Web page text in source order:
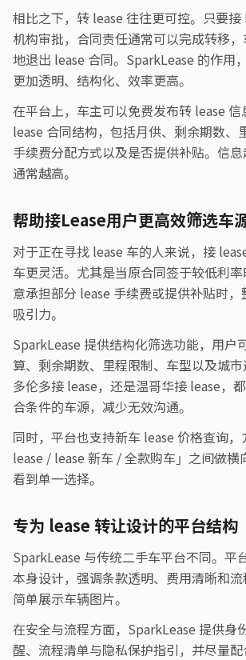
相比之下，转 lease 往往更可控。只要
机构审批，合同责任通常可以完成转移
地退出 lease 合同。SparkLease 的作用
更加透明、结构化、效率更高。
在平台上，车主可以免费发布转 lease 信
lease 合同结构，包括月供、剩余期数、
手续费分配方式以及是否提供补贴。信
通常越高。
帮助接Lease用户更高效筛选车
对于正在寻找 lease 车的人来说，接
车更灵活。尤其是当原合同签于较低利
意承担部分 lease 手续费或提供补贴时
吸引力。
SparkLease 提供结构化筛选功能，用户
算、剩余期数、里程限制、车型以及城
多伦多接 lease，还是温哥华接 lease，
合条件的车源，减少无效沟通。
同时，平台也支持新车 lease 价格查询
lease / lease 新车 / 全款购车」之间做横
看到单一选择。
专为 lease 转让设计的平台结构
SparkLease 与传统二手车平台不同。平
本身设计，强调条款透明、费用清晰和
简单展示车辆图片。
在安全与流程方面，SparkLease 提供身
醒、流程清单与隐私保护指引，并尽量